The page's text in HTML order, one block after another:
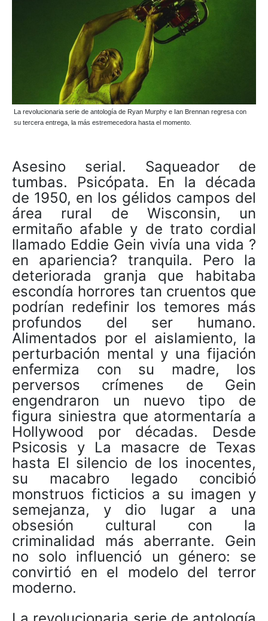
La revolucionaria serie de antología de Ryan Murphy e Ian Brennan regresa con
su tercera entrega, la más estremecedora hasta el momento.
Asesino serial. Saqueador de
tumbas. Psicópata. En la década
de 1950, en los gélidos campos del
área rural de Wisconsin, un
ermitaño afable y de trato cordial
llamado Eddie Gein vivía una vida ?
en apariencia? tranquila. Pero la
deteriorada granja que habitaba
escondía horrores tan cruentos que
podrían redefinir los temores más
profundos del ser humano.
Alimentados por el aislamiento, la
perturbación mental y una fijación
enfermiza con su madre, los
perversos crímenes de Gein
engendraron un nuevo tipo de
figura siniestra que atormentaría a
Hollywood por décadas. Desde
Psicosis y La masacre de Texas
hasta El silencio de los inocentes,
su macabro legado concibió
monstruos ficticios a su imagen y
semejanza, y dio lugar a una
obsesión cultural con la
criminalidad más aberrante. Gein
no solo influenció un género: se
convirtió en el modelo del terror
moderno.